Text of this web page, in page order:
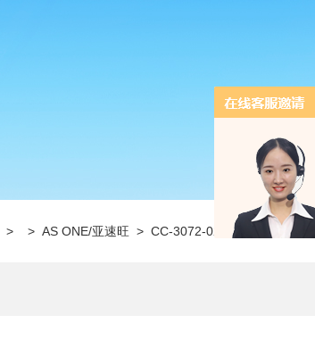
> > AS ONE/亚速旺 > CC-3072-02亚速旺经济型恒